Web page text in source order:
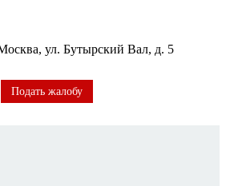
ул. Бутырский Вал, д. 5
Подать жалобу